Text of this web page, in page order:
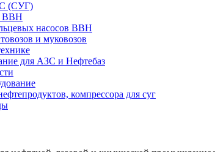
(СУГ)
ВВН
насосов ВВН
и муковозов
для АЗС и Нефтебаз
компрессора для суг